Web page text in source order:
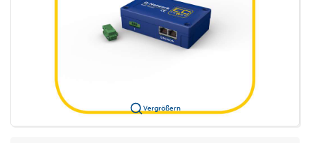
Vergrößern